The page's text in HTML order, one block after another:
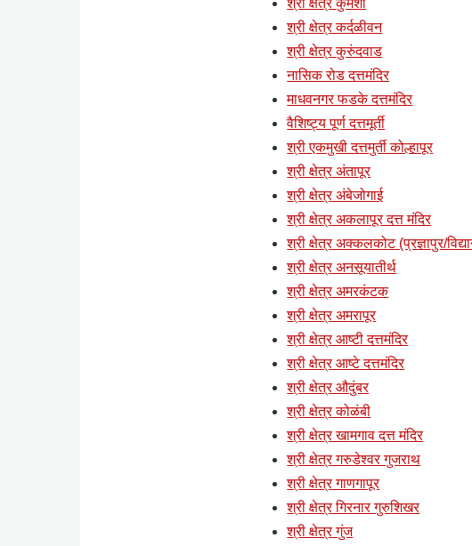
श्री क्षेत्र कर्दळीवन
श्री क्षेत्र कुरुंदवाड
नासिक रोड दत्तमंदिर
माधवनगर फडके दत्तमंदिर
वैशिष्ट्य पूर्ण दत्तमूर्ती
श्री एकमुखी दत्तमुर्ती कोल्हापूर
श्री क्षेत्र अंतापूर
श्री क्षेत्र अंबेजोगाई
श्री क्षेत्र अकलापूर दत्त मंदिर
श्री क्षेत्र अक्कलकोट (प्रज्ञापुर/
श्री क्षेत्र अनसूयातीर्थ
श्री क्षेत्र अमरकंटक
श्री क्षेत्र अमरापूर
श्री क्षेत्र आष्टी दत्तमंदिर
श्री क्षेत्र आष्टे दत्तमंदिर
श्री क्षेत्र औदुंबर
श्री क्षेत्र कोळंबी
श्री क्षेत्र खामगाव दत्त मंदिर
श्री क्षेत्र गरुडेश्वर गुजराथ
श्री क्षेत्र गाणगापूर
श्री क्षेत्र गिरनार गुरुशिखर
श्री क्षेत्र गुंज